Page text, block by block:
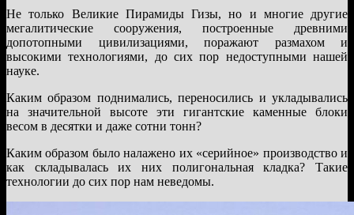
Не только Великие Пирамиды Гизы, но и многие другие
мегалитические сооружения, построенные древними
допотопными цивилизациями, поражают размахом и
высокими технологиями, до сих пор недоступными нашей
науке.
Каким образом поднимались, переносились и укладывались
на значительной высоте эти гигантские каменные блоки
весом в десятки и даже сотни тонн?
Каким образом было налажено их «серийное» производство и
как складывалась их них полигональная кладка? Такие
технологии до сих пор нам неведомы.